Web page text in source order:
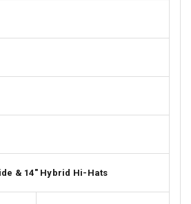
& 14" Hybrid Hi-Hats